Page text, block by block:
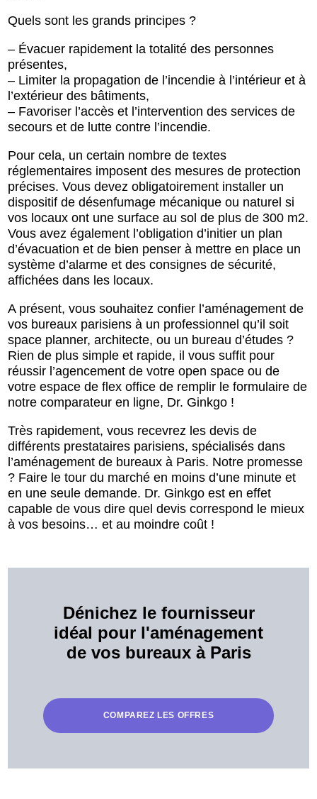
Quels sont les grands principes ?
– Évacuer rapidement la totalité des personnes
présentes,
– Limiter la propagation de l’incendie à l’intérieur et à
l’extérieur des bâtiments,
– Favoriser l’accès et l’intervention des services de
secours et de lutte contre l’incendie.
Pour cela, un certain nombre de textes
réglementaires imposent des mesures de protection
précises. Vous devez obligatoirement installer un
dispositif de désenfumage mécanique ou naturel si
vos locaux ont une surface au sol de plus de 300 m2.
Vous avez également l’obligation d’initier un plan
d’évacuation et de bien penser à mettre en place un
système d’alarme et des consignes de sécurité,
affichées dans les locaux.
A présent, vous souhaitez confier l’aménagement de
vos bureaux parisiens à un professionnel qu’il soit
space planner, architecte, ou un bureau d’études ?
Rien de plus simple et rapide, il vous suffit pour
réussir l’agencement de votre open space ou de
votre espace de flex office de remplir le formulaire de
notre comparateur en ligne, Dr. Ginkgo !
Très rapidement, vous recevrez les devis de
différents prestataires parisiens, spécialisés dans
l’aménagement de bureaux à Paris. Notre promesse
? Faire le tour du marché en moins d’une minute et
en une seule demande. Dr. Ginkgo est en effet
capable de vous dire quel devis correspond le mieux
à vos besoins… et au moindre coût !
Dénichez le fournisseur
idéal pour l'aménagement
de vos bureaux à Paris
COMPAREZ LES OFFRES